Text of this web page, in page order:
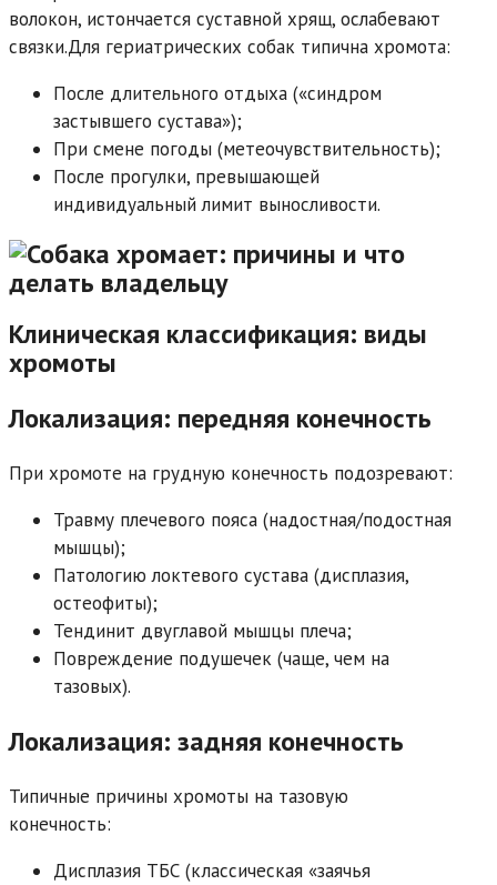
волокон, истончается суставной хрящ, ослабевают
связки.Для гериатрических собак типична хромота:
После длительного отдыха («синдром
застывшего сустава»);
При смене погоды (метеочувствительность);
После прогулки, превышающей
индивидуальный лимит выносливости.
Клиническая классификация: виды
хромоты
Локализация: передняя конечность
При хромоте на грудную конечность подозревают:
Травму плечевого пояса (надостная/подостная
мышцы);
Патологию локтевого сустава (дисплазия,
остеофиты);
Тендинит двуглавой мышцы плеча;
Повреждение подушечек (чаще, чем на
тазовых).
Локализация: задняя конечность
Типичные причины хромоты на тазовую
конечность:
Дисплазия ТБС (классическая «заячья